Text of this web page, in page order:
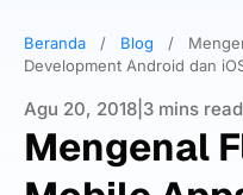
Beranda / Blog /
Development Android dan
Agu 20, 2018 3 mins read
Mengenal